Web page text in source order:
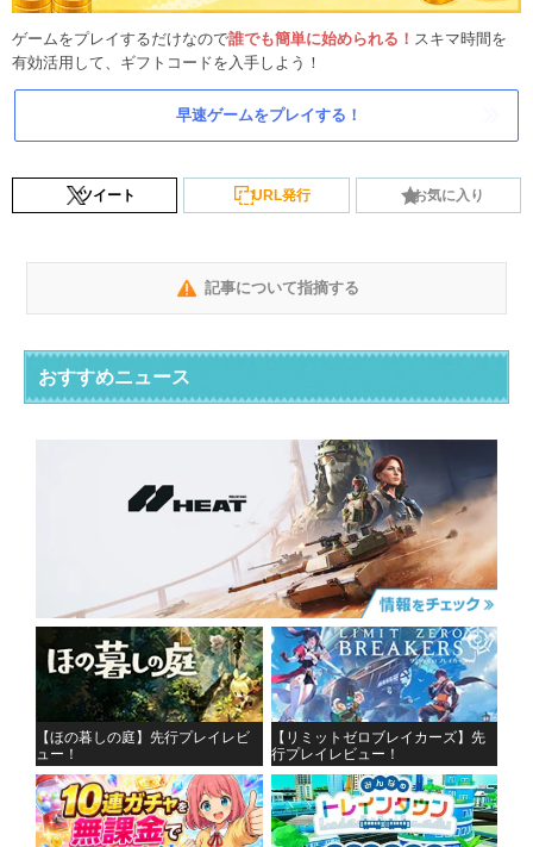
ゲームをプレイするだけなので誰でも簡単に始められる！ スキマ時間を
有効活用して、ギフトコードを入手しよう！
早速ゲームをプレイする！
ツイート URL発行 お気に入り
記事について指摘する
おすすめニュース
【ほの暮しの庭】先行プレイレビ
ュー！
【リミットゼロブレイカーズ】先
行プレイレビュー！